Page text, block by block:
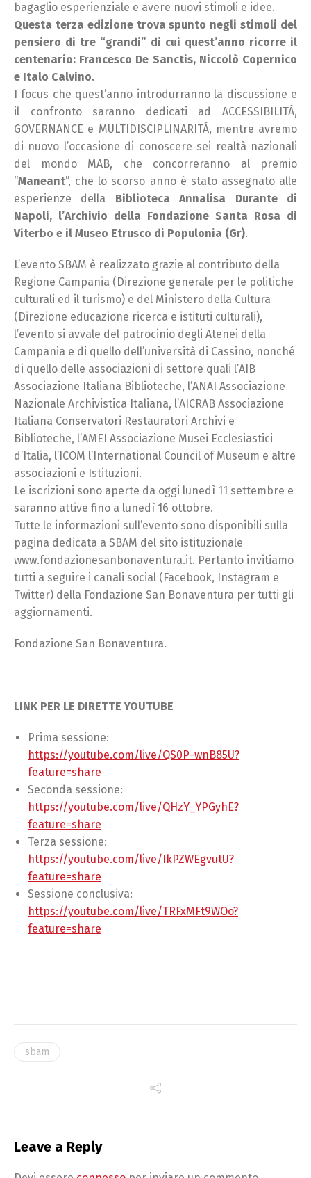
bagaglio esperienziale e avere nuovi stimoli e idee.
Questa terza edizione trova spunto negli stimoli del
pensiero di tre “grandi” di cui quest’anno ricorre il
centenario: Francesco De Sanctis, Niccolò Copernico
e Italo Calvino.
I focus che quest’anno introdurranno la discussione e
il confronto saranno dedicati ad ACCESSIBILITÁ,
GOVERNANCE e MULTIDISCIPLINARITÁ, mentre avremo
di nuovo l’occasione di conoscere sei realtà nazionali
del mondo MAB, che concorreranno al premio
“Maneant”, che lo scorso anno è stato assegnato alle
esperienze della Biblioteca Annalisa Durante di
Napoli, l’Archivio della Fondazione Santa Rosa di
Viterbo e il Museo Etrusco di Populonia (Gr).
L’evento SBAM è realizzato grazie al contributo della
Regione Campania (Direzione generale per le politiche
culturali ed il turismo) e del Ministero della Cultura
(Direzione educazione ricerca e istituti culturali),
l’evento si avvale del patrocinio degli Atenei della
Campania e di quello dell’università di Cassino, nonché
di quello delle associazioni di settore quali l’AIB
Associazione Italiana Biblioteche, l’ANAI Associazione
Nazionale Archivistica Italiana, l’AICRAB Associazione
Italiana Conservatori Restauratori Archivi e
Biblioteche, l’AMEI Associazione Musei Ecclesiastici
d’Italia, l’ICOM l’International Council of Museum e altre
associazioni e Istituzioni.
Le iscrizioni sono aperte da oggi lunedì 11 settembre e
saranno attive fino a lunedì 16 ottobre.
Tutte le informazioni sull’evento sono disponibili sulla
pagina dedicata a SBAM del sito istituzionale
www.fondazionesanbonaventura.it. Pertanto invitiamo
tutti a seguire i canali social (Facebook, Instagram e
Twitter) della Fondazione San Bonaventura per tutti gli
aggiornamenti.
Fondazione San Bonaventura.
LINK PER LE DIRETTE YOUTUBE
Prima sessione:
https://youtube.com/live/QS0P-wnB85U?
feature=share
Seconda sessione:
https://youtube.com/live/QHzY_YPGyhE?
feature=share
Terza sessione:
https://youtube.com/live/IkPZWEgvutU?
feature=share
Sessione conclusiva:
https://youtube.com/live/TRFxMFt9WOo?
feature=share
sbam
Leave a Reply